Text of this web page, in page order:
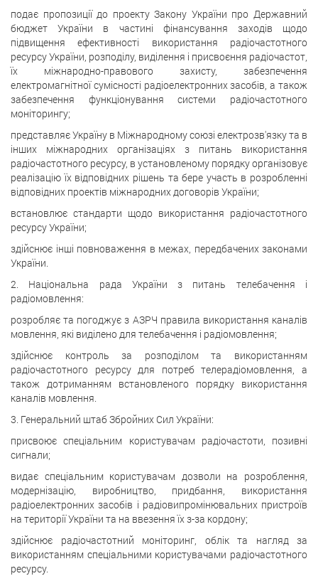
подає пропозиції до проекту Закону України про Державний
бюджет України в частині фінансування заходів щодо
підвищення ефективності використання радіочастотного
ресурсу України, розподілу, виділення і присвоєння радіочастот,
їх міжнародно-правового захисту, забезпечення
електромагнітної сумісності радіоелектронних засобів, а також
забезпечення функціонування системи радіочастотного
моніторингу;
представляє Україну в Міжнародному союзі електрозв'язку та в
інших міжнародних організаціях з питань використання
радіочастотного ресурсу, в установленому порядку організовує
реалізацію їх відповідних рішень та бере участь в розробленні
відповідних проектів міжнародних договорів України;
встановлює стандарти щодо використання радіочастотного
ресурсу України;
здійснює інші повноваження в межах, передбачених законами
України.
2. Національна рада України з питань телебачення і
радіомовлення:
розробляє та погоджує з АЗРЧ правила використання каналів
мовлення, які виділено для телебачення і радіомовлення;
здійснює контроль за розподілом та використанням
радіочастотного ресурсу для потреб телерадіомовлення, а
також дотриманням встановленого порядку використання
каналів мовлення.
3. Генеральний штаб Збройних Сил України:
присвоює спеціальним користувачам радіочастоти, позивні
сигнали;
видає спеціальним користувачам дозволи на розроблення,
модернізацію, виробництво, придбання, використання
радіоелектронних засобів і радіовипромінювальних пристроїв
на території України та на ввезення їх з-за кордону;
здійснює радіочастотний моніторинг, облік та нагляд за
використанням спеціальними користувачами радіочастотного
ресурсу.